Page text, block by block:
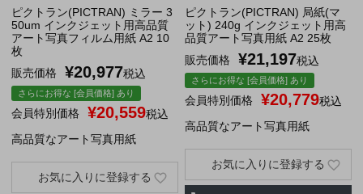
ピクトラン(PICTRAN) ミラー 3
50um インクジェット用高品質
アート写真フィルム用紙 A2 10
枚
販売価格
¥20,977税込
さらにお得な [会員価格] あり
会員特別価格 ¥20,559税込
高品質なアート写真用紙
お気に入りに登録する
ピクトラン(PICTRAN) 局紙(マ
ット) 240g インクジェット用高
品質アート写真用紙 A2 25枚
販売価格
¥21,197税込
さらにお得な [会員価格] あり
会員特別価格 ¥20,779税込
高品質なアート写真用紙
お気に入りに登録する